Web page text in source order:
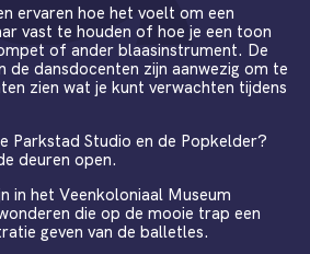
ervaren hoe het voelt om een
vast te houden of hoe je een toon
of ander blaasinstrument. De
de dansdocenten zijn aanwezig om te
zien wat je kunt verwachten tijdens
Parkstad Studio en de Popkelder?
deuren open.
in het Veenkoloniaal Museum
die op de mooie trap een
geven van de balletles.